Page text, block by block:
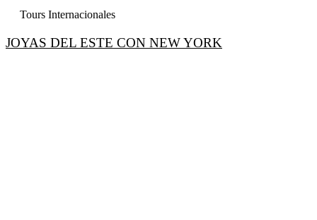
Tours Internacionales
JOYAS DEL ESTE CON NEW YORK